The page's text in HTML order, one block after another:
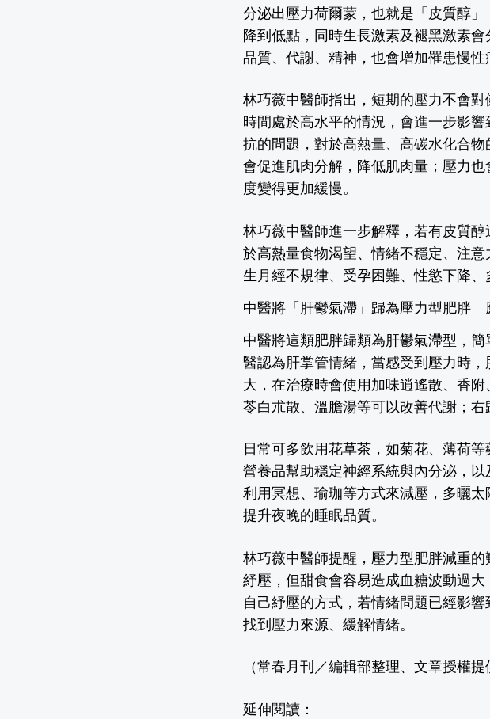
分泌出壓力荷爾蒙，也就是「皮質醇
降到低點，同時生長激素及褪黑激素
品質、代謝、精神，也會增加罹患慢性
林巧薇中醫師指出，短期的壓力不會
時間處於高水平的情況，會進一步影
抗的問題，對於高熱量、高碳水化合
會促進肌肉分解，降低肌肉量；壓力
度變得更加緩慢。
林巧薇中醫師進一步解釋，若有皮質
於高熱量食物渴望、情緒不穩定、注
生月經不規律、受孕困難、性慾下降、
中醫將「肝鬱氣滯」歸為壓力型肥胖
中醫將這類肥胖歸類為肝鬱氣滯型，
醫認為肝掌管情緒，當感受到壓力時
大，在治療時會使用加味逍遙散、香
苓白朮散、溫膽湯等可以改善代謝；右
日常可多飲用花草茶，如菊花、薄荷
營養品幫助穩定神經系統與內分泌，
利用冥想、瑜珈等方式來減壓，多曬
提升夜晚的睡眠品質。
林巧薇中醫師提醒，壓力型肥胖減重
紓壓，但甜食會容易造成血糖波動過
自己紓壓的方式，若情緒問題已經影
找到壓力來源、緩解情緒。
（常春月刊／編輯部整理、文章授權提
延伸閱讀：